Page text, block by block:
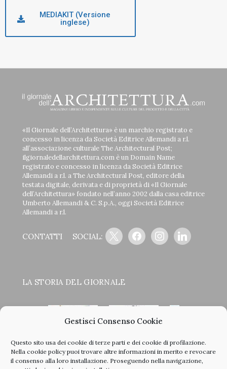
Gestisci Consenso Cookie
Questo sito usa dei cookie di terze parti e dei cookie di profilazione.
Nella cookie policypuoi trovare altre informazioni in merito e revocare
il consenso alla loro installazione. Proseguendo nella navigazione,
MEDIAKIT (Versione
inglese)
«Il Giornale dell’Architettura» è un marchio registrato e
concesso in licenza da Società Editrice Allemandi a r.l.
all’associazione culturale The Architectural Post;
ilgiornaledellarchitettura.com è un Domain Name
registrato e concesso in licenza da Società Editrice
Allemandi a r.l. a The Architectural Post, editore della
testata digitale, derivata e di proprietà di «Il Giornale
dell’Architettura» fondato nell’anno 2002 dalla casa editrice
Umberto Allemandi & C. S.p.A., oggi Società Editrice
Allemandi a r.l.
CONTATTI SOCIAL:
LA STORIA DEL GIORNALE
< >